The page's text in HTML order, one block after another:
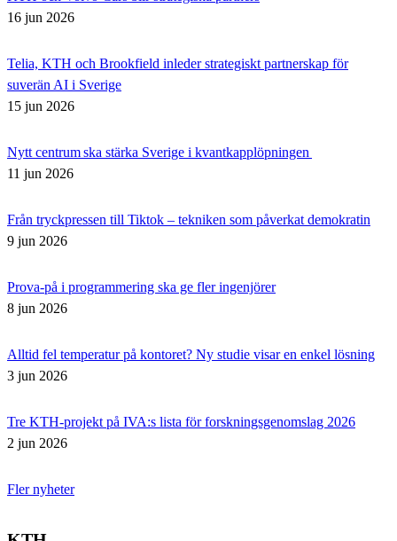
16 jun 2026
Telia, KTH och Brookfield inleder strategiskt partnerskap för
suverän AI i Sverige
15 jun 2026
Nytt centrum ska stärka Sverige i kvantkapplöpningen
11 jun 2026
Från tryckpressen till Tiktok – tekniken som påverkat demokratin
9 jun 2026
Prova-på i programmering ska ge fler ingenjörer
8 jun 2026
Alltid fel temperatur på kontoret? Ny studie visar en enkel lösning
3 jun 2026
Tre KTH-projekt på IVA:s lista för forskningsgenomslag 2026
2 jun 2026
Fler nyheter